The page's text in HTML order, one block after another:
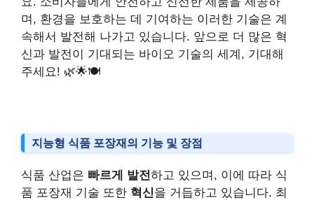
며, 환경을 보호하는 데 기여하는 이러한 기술은 계
속해서 발전해 나가고 있습니다. 앞으로 더 많은 혁
신과 발전이 기대되는 바이오 기술의 세계, 기대해
주세요! 🌿🌟🍽️
지능형 식품 포장재의 기능 및 장점
식품 산업은 빠르게 발전하고 있으며, 이에 따라 식
품 포장재 기술 또한 혁신을 거듭하고 있습니다. 최